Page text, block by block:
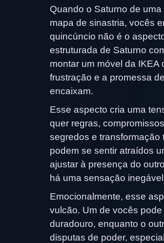
Quando o Saturno de
mapa de sinastria, vocês
quincúncio não é o
estruturada de Saturno
montar um móvel da
frustração e a promessa
encaixam.
Esse aspecto cria uma
quer regras,
segredos e
podem se sentir atraídos
ajustar à presença do
há uma sensação
Emocionalmente, esse
vulcão. Um de vocês
duradouro, enquanto o
disputas de poder,